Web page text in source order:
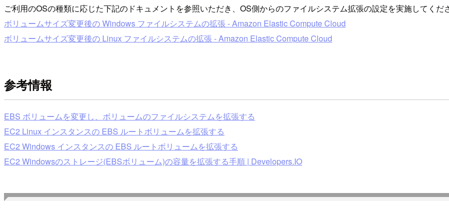
ご利用のOSの種類に応じた下記のドキュメントを参照いただき、OS側からのファイルシステム拡張の設定を実施してくだ
ボリュームサイズ変更後の Windows ファイルシステムの拡張 - Amazon Elastic Compute Cloud
ボリュームサイズ変更後の Linux ファイルシステムの拡張 - Amazon Elastic Compute Cloud
参考情報
EBS ボリュームを変更し、ボリュームのファイルシステムを拡張する
EC2 Linux インスタンスの EBS ルートボリュームを拡張する
EC2 Windows インスタンスの EBS ルートボリュームを拡張する
EC2 Windowsのストレージ(EBSボリューム)の容量を拡張する手順 | Developers.IO